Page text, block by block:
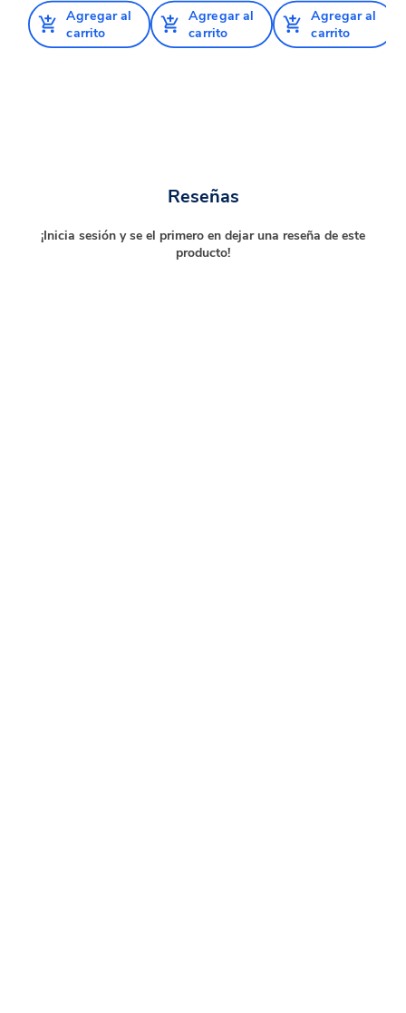
Agregar al
carrito
Agregar al
carrito
Agregar al
carrito
Reseñas
¡Inicia sesión y se el primero en dejar una reseña de este
producto!